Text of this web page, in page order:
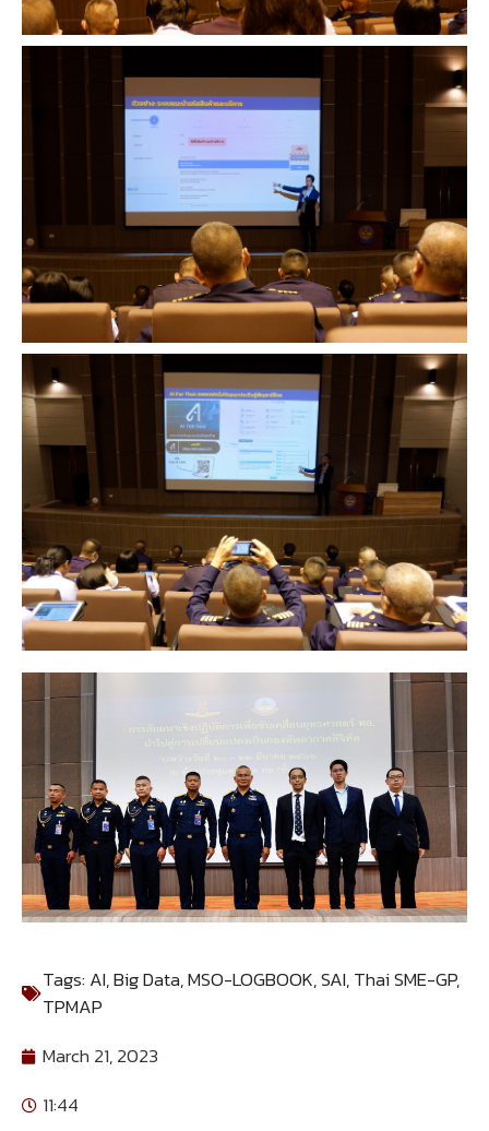
Tags:AI,Big Data,MSO-LOGBOOK,SAI,Thai SME-GP,
TPMAP
March 21, 2023
11:44